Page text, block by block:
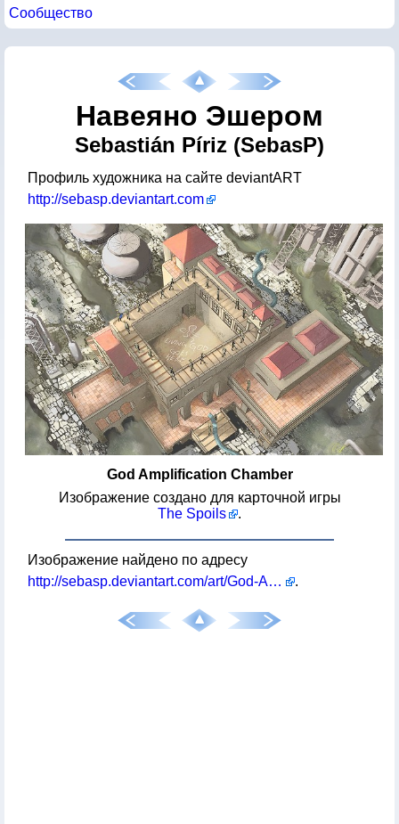
Сообщество
Навеяно Эшером
Sebastián Píriz (SebasP)
Профиль художника на сайте deviantART
http://sebasp.deviantart.com
God Amplification Chamber
Изображение создано для карточной игры
The Spoils
.
Изображение найдено по адресу
http://sebasp.deviantart.com/art/God-Amplification-Chamber-508413697
.